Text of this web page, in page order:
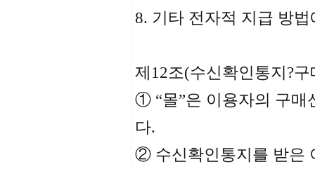
8. 기타 전자적 지급 방
제12조(수신확인통지?
① “몰”은 이용자의 구매
다.
② 수신확인통지를 받은